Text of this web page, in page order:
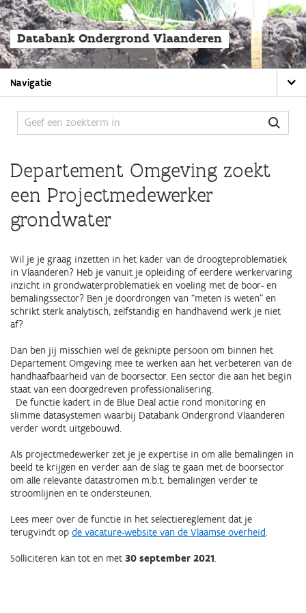
Overslaan
en
naar
de
algemene
inhoud
Databank Ondergrond Vlaanderen
Main
navigation
Navigatie
Departement Omgeving zoekt
een Projectmedewerker
grondwater
Wil je je graag inzetten in het kader van de droogteproblematiek
in Vlaanderen? Heb je vanuit je opleiding of eerdere werkervaring
inzicht in grondwaterproblematiek en voeling met de boor- en
bemalingssector? Ben je doordrongen van “meten is weten” en
schrikt sterk analytisch, zelfstandig en handhavend werk je niet
af?
Dan ben jij misschien wel de geknipte persoon om binnen het
Departement Omgeving mee te werken aan het verbeteren van de
handhaafbaarheid van de boorsector. Een sector die aan het begin
staat van een doorgedreven professionalisering.
De functie kadert in de Blue Deal actie rond monitoring en
slimme datasystemen waarbij Databank Ondergrond Vlaanderen
verder wordt uitgebouwd.
Als projectmedewerker zet je je expertise in om alle bemalingen in
beeld te krijgen en verder aan de slag te gaan met de boorsector
om alle relevante datastromen m.b.t. bemalingen verder te
stroomlijnen en te ondersteunen.
Lees meer over de functie in het selectiereglement dat je
terugvindt op de vacature-website van de Vlaamse overheid.
Solliciteren kan tot en met30 september 2021.